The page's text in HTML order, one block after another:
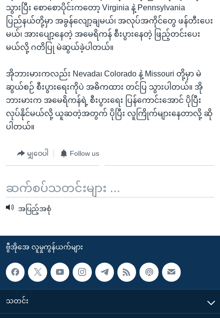
သို့
ကျော်
သွားပြီး စောစောပိုင်းကတော့ Virginia နဲ့ Pennsylvania
ပြည်နယ်တို့မှာ အခွန်လျော့ချမယ်၊ အလုပ်အကိုင်တွေ ဖန်တီးပေး
မယ်၊ အားပျော့နေတဲ့ အမေရိကန် စီးပွားနေတဲ့ ဖြည့်တင်းပေး
မယ်လို့ ဂတိပြု မဲဆွယ်ခဲ့ပါတယ်။
အိုဘားမားကလည်း Nevada၊ Colorado နဲ့ Missouri တို့မှာ မဲ
ဆွယ်စဉ် စီးပွားရေးကိုပဲ အဓိကထား တင်ပြ သွားပါတယ်။ အို
ဘားမားက အမေရိကန်ရဲ့ စီးပွားရေး ပြန်ကောင်းအောင် ပိုပြီး
လုပ်နိုင်မယ်လို့ ယူဆတဲ့အတွက် ပိုပြီး လူကြိုက်များနေတာလို့ ဆို
ပါတယ်။
မျှဝေပါ Follow us
ဆက်စပ်သတင်းများ ...
အပြည့်အစုံ
ဗွီအိုအေ လူမှုကွန်ယက်များ
သတင်း